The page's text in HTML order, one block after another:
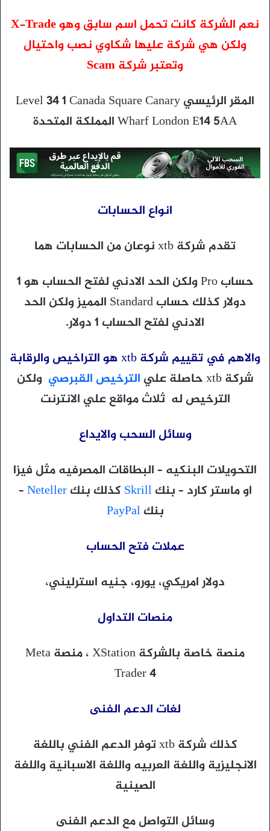
نعم الشركة كانت تحمل اسم سابق وهو X-Trade
ولكن هي شركة عليها شكاوي نصب واحتيال
وتعتبر شركة Scam
المقر الرئيسي Level 34 1 Canada Square Canary
Wharf London E14 5AAالمملكة المتحدة
انواع الحسابات
تقدم شركة xtb نوعان من الحسابات هما
حساب Pro ولكن الحد الادني لفتح الحساب هو 1
دولار كذلك حساب Standard المميز ولكن الحد
الادني لفتح الحساب 1 دولار.
والاهم في تقييم شركة xtb هو التراخيص والرقابة
شركة xtb حاصلة علي
الترخيص القبرصي ولكن
الترخيص له ثلاث مواقع علي الانترنت
وسائل السحب والايداع
التحويلات البنكيه – البطاقات المصرفيه مثل فيزا
او ماستر كارد – بنك Skrill كذلك بنكNeteller
–
بنك PayPal
عملات فتح الحساب
دولار امريكي، يورو، جنيه استرليني،
منصات التداول
منصة خاصة بالشركة XStation ، منصة Meta
Trader 4
لغات الدعم الفنى
كذلك شركة xtb توفر الدعم الفني باللغة
الانجليزية واللغة العربيه واللغة الاسبانية واللغة
الصينية
وسائل التواصل مع الدعم الفنى